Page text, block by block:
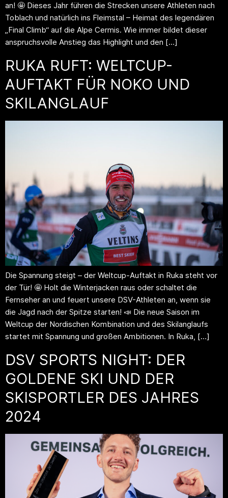
an! 🤩 Dieses Jahr führen die Strecken unsere Athleten nach
Toblach und natürlich ins Fleimstal – Heimat des legendären
„Final Climb“ auf die Alpe Cermis. Wie immer bildet dieser
anspruchsvolle Anstieg das Highlight und den […]
RUKA RUFT: WELTCUP-
AUFTAKT FÜR NOKO UND
SKILANGLAUF
Die Spannung steigt – der Weltcup-Auftakt in Ruka steht vor
der Tür! 🤩 Holt die Winterjacken raus oder schaltet die
Fernseher an und feuert unsere DSV-Athleten an, wenn sie
die Jagd nach der Spitze starten! 📣 Die neue Saison im
Weltcup der Nordischen Kombination und des Skilanglaufs
startet mit Spannung und großen Ambitionen. In Ruka, […]
DSV SPORTS NIGHT: DER
GOLDENE SKI UND DER
SKISPORTLER DES JAHRES
2024